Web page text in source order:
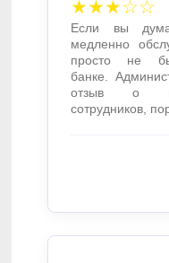
★★★☆☆
Если вы
медленно
просто не
банке.
отзыв о
сотрудников,